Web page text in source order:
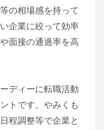
の相場感を持って
企業に絞って効率
面接の通過率を高
ディーに転職活動
トです。やみくも
程調整等で企業と